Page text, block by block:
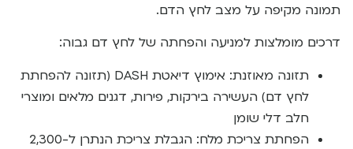
תמונה מקיפה על מצב לחץ הדם.
דרכים מומלצות למניעה והפחתה של לחץ דם גבוה:
תזונה מאוזנת: אימוץ דיאטת DASH (תזונה להפחתת
לחץ דם) העשירה בירקות, פירות, דגנים מלאים ומוצרי
חלב דלי שומן
הפחתת צריכת מלח: הגבלת צריכת הנתרן ל-2,300